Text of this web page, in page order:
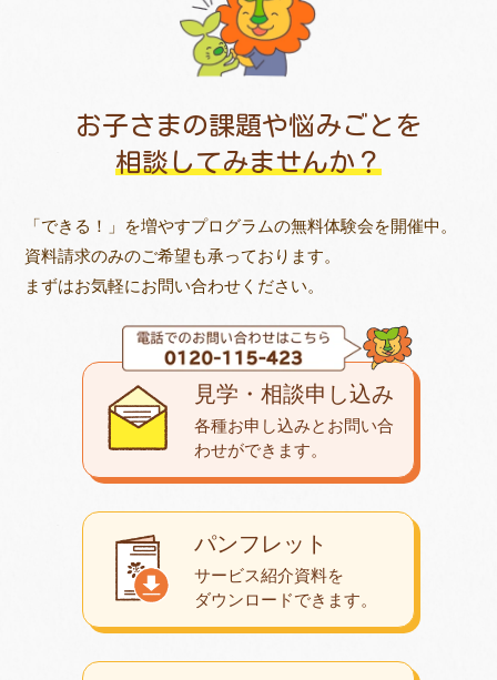
お子さまの課題や悩みごとを
相談してみませんか？
「できる！」を増やすプログラムの無料体験会を開催中。
資料請求のみのご希望も承っております。
まずはお気軽にお問い合わせください。
パンフレット
サービス紹介資料を
ダウンロードできます。
見学・相談申し込み
各種お申し込みとお問い合
わせができます。